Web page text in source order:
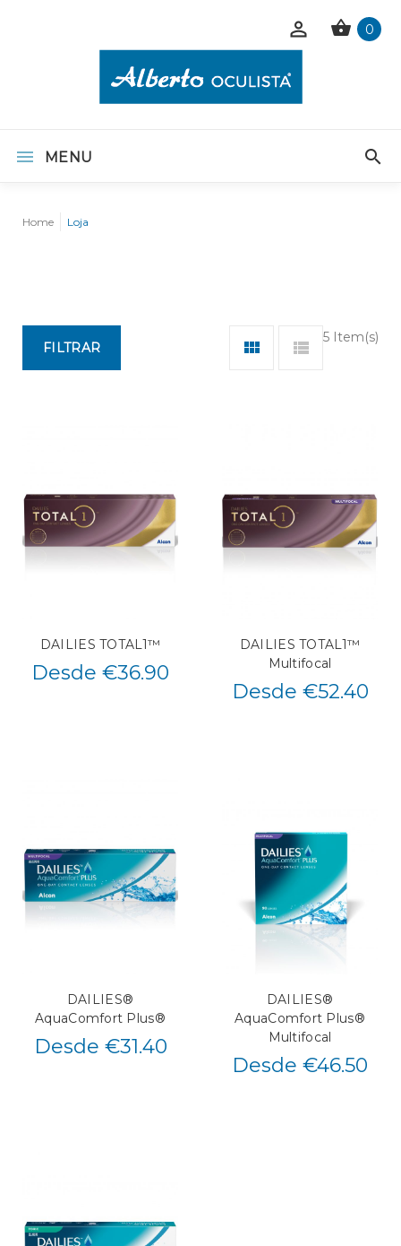
0
MENU
Home Loja
5 Item(s)
FILTRAR
DAILIES TOTAL1™
Desde €36.90
DAILIES TOTAL1™
Multifocal
Desde €52.40
DAILIES®
AquaComfort Plus®
Desde €31.40
DAILIES®
AquaComfort Plus®
Multifocal
Desde €46.50